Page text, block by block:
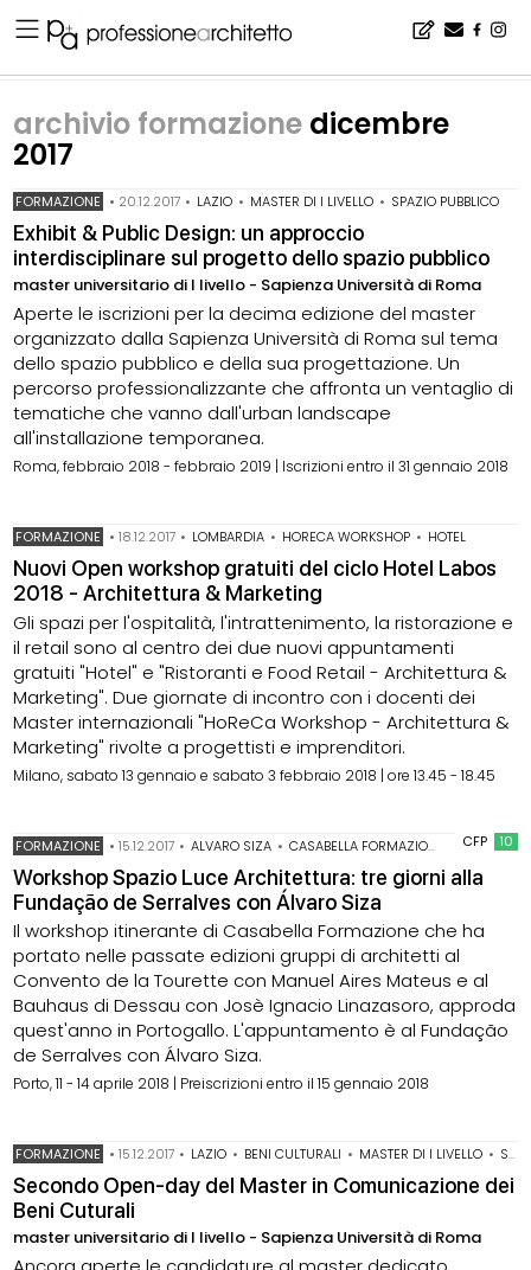
archivio formazione dicembre
2017
FORMAZIONE • 20.12.2017 • LAZIO • MASTER DI I LIVELLO • SPAZIO PUBBLICO
Exhibit & Public Design: un approccio
interdisciplinare sul progetto dello spazio pubblico
master universitario di I livello - Sapienza Università di Roma
Aperte le iscrizioni per la decima edizione del master
organizzato dalla Sapienza Università di Roma sul tema
dello spazio pubblico e della sua progettazione. Un
percorso professionalizzante che affronta un ventaglio di
tematiche che vanno dall'urban landscape
all'installazione temporanea.
Roma, febbraio 2018 - febbraio 2019 | Iscrizioni entro il 31 gennaio 2018
FORMAZIONE •18.12.2017 • LOMBARDIA • HORECA WORKSHOP • HOTEL
Nuovi Open workshop gratuiti del ciclo Hotel Labos
2018 - Architettura & Marketing
Gli spazi per l'ospitalità, l'intrattenimento, la ristorazione e
il retail sono al centro dei due nuovi appuntamenti
gratuiti "Hotel" e "Ristoranti e Food Retail - Architettura &
Marketing". Due giornate di incontro con i docenti dei
Master internazionali "HoReCa Workshop - Architettura &
Marketing" rivolte a progettisti e imprenditori.
Milano, sabato 13 gennaio e sabato 3 febbraio 2018 | ore 13.45 - 18.45
CFP 10
FORMAZIONE •15.12.2017 • ALVARO SIZA • CASABELLA FORMAZIONE
Workshop Spazio Luce Architettura: tre giorni alla
Fundação de Serralves con Álvaro Siza
Il workshop itinerante di Casabella Formazione che ha
portato nelle passate edizioni gruppi di architetti al
Convento de la Tourette con Manuel Aires Mateus e al
Bauhaus di Dessau con Josè Ignacio Linazasoro, approda
quest'anno in Portogallo. L'appuntamento è al Fundação
de Serralves con Álvaro Siza.
Porto, 11 - 14 aprile 2018 | Preiscrizioni entro il 15 gennaio 2018
FORMAZIONE •15.12.2017 • LAZIO • BENI CULTURALI • MASTER DI I LIVELLO • SAPIENZA UNIVERSITÀ DI ROMA
Secondo Open-day del Master in Comunicazione dei
Beni Cuturali
master universitario di I livello - Sapienza Università di Roma